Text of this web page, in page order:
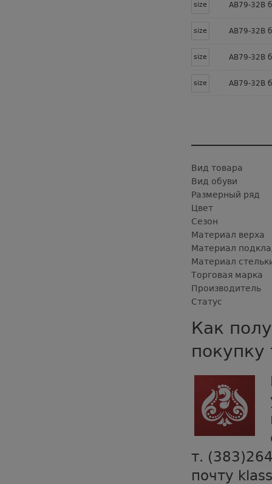
size AB79-32B
size AB79-32B
size AB79-32B
size AB79-32B
Вид товара
Вид обуви
Размерный ряд
Цвет
Сезон
Материал верха
Материал
Материал
Торговая марка
Производитель
Статус
Как
покупку
т.
почту